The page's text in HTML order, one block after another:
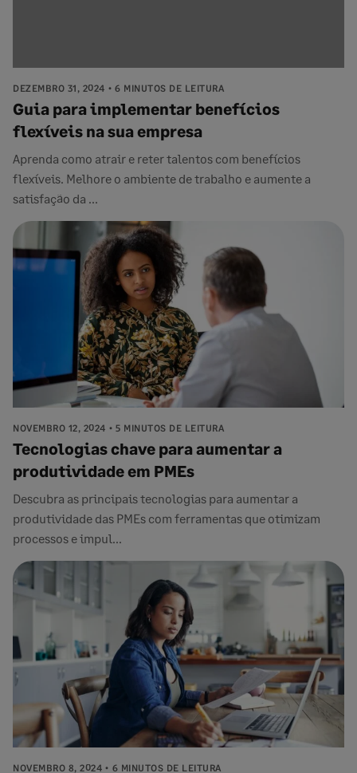
DEZEMBRO 31, 2024 6 MINUTOS DE LEITURA
Guia para implementar benefícios
flexíveis na sua empresa
Aprenda como atrair e reter talentos com benefícios
flexíveis. Melhore o ambiente de trabalho e aumente a
satisfação da ...
NOVEMBRO 12, 2024 5 MINUTOS DE LEITURA
Tecnologias chave para aumentar a
produtividade em PMEs
Descubra as principais tecnologias para aumentar a
produtividade das PMEs com ferramentas que otimizam
processos e impul...
NOVEMBRO 8, 2024 6 MINUTOS DE LEITURA